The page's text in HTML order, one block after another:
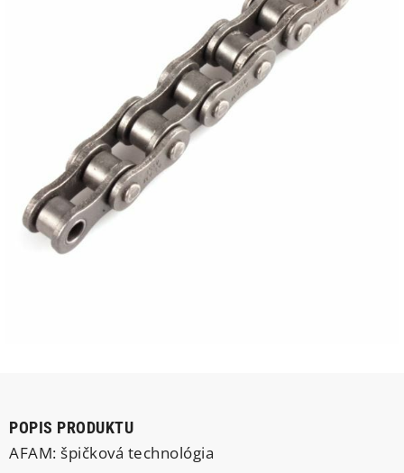
POPIS PRODUKTU
AFAM: špičková technológia